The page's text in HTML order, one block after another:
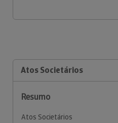
Atos Societários
Resumo
Atos Societários